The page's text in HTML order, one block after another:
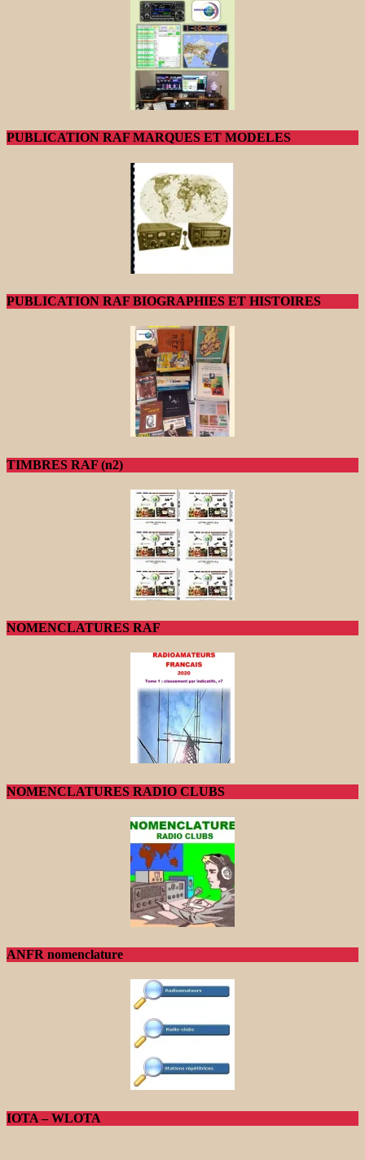
PUBLICATION RAF MARQUES ET MODELES
PUBLICATION RAF BIOGRAPHIES ET HISTOIRES
TIMBRES RAF (n2)
NOMENCLATURES RAF
NOMENCLATURES RADIO CLUBS
ANFR nomenclature
IOTA – WLOTA